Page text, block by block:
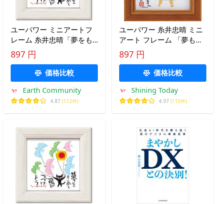
ユーパワー ミニアートフ
レーム 糸井忠晴「夢をも
とめて」 IT-00624
897 円
価格比較
Earth Community
4.87 (112件)
ユーパワー 糸井忠晴 ミニ
アート フレーム 「夢もで
かいよ」 IT-00568
w12×h12cm IT-00568
897 円
価格比較
Shining Today
4.97 (110件)